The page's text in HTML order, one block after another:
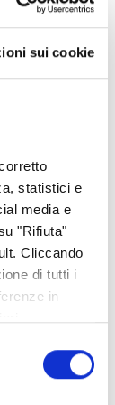
sui cookie
statistici e
media e
"Rifiuta"
Cliccando
di tutti i
in
DEI BACHI DA
MORE
VALLE DI SUSA